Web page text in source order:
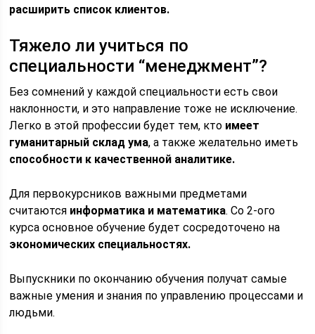
расширить список клиентов.
Тяжело ли учиться по
специальности “менеджмент”?
Без сомнений у каждой специальности есть свои
наклонности, и это направление тоже не исключение.
Легко в этой профессии будет тем, кто имеет
гуманитарный склад ума, а также желательно иметь
способности к качественной аналитике.
Для первокурсников важными предметами
считаются информатика и математика. Со 2-ого
курса основное обучение будет сосредоточено на
экономических специальностях.
Выпускники по окончанию обучения получат самые
важные умения и знания по управлению процессами и
людьми.